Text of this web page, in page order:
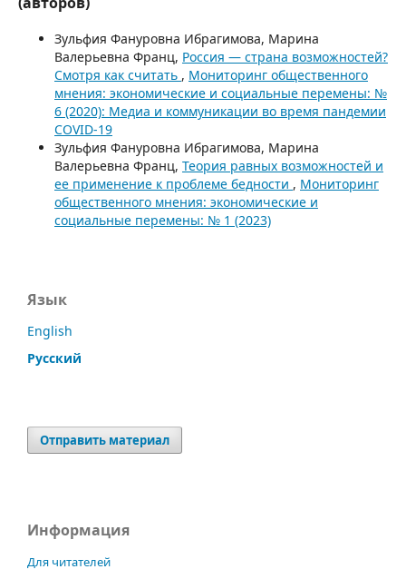
Зульфия Фануровна Ибрагимова, Марина
Валерьевна Франц, Россия — страна возможностей?
Смотря как считать , Мониторинг общественного
мнения: экономические и социальные перемены: №
6 (2020): Медиа и коммуникации во время пандемии
COVID-19
Зульфия Фануровна Ибрагимова, Марина
Валерьевна Франц, Теория равных возможностей и
ее применение к проблеме бедности , Мониторинг
общественного мнения: экономические и
социальные перемены: № 1 (2023)
Язык
English
Русский
Отправить материал
Информация
Для читателей